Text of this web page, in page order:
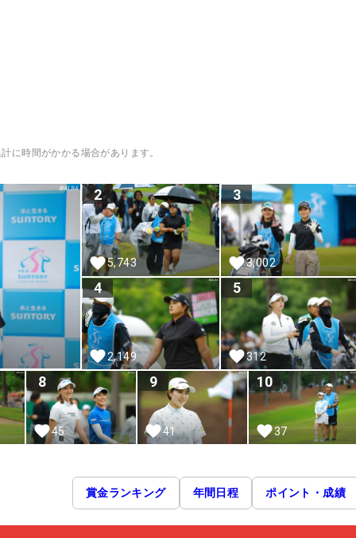
に時間がかかる場合があります。
2
5,743
3
3,002
4
2,149
5
312
8
45
9
41
10
37
賞金ランキング 年間日程 ポイント・成績